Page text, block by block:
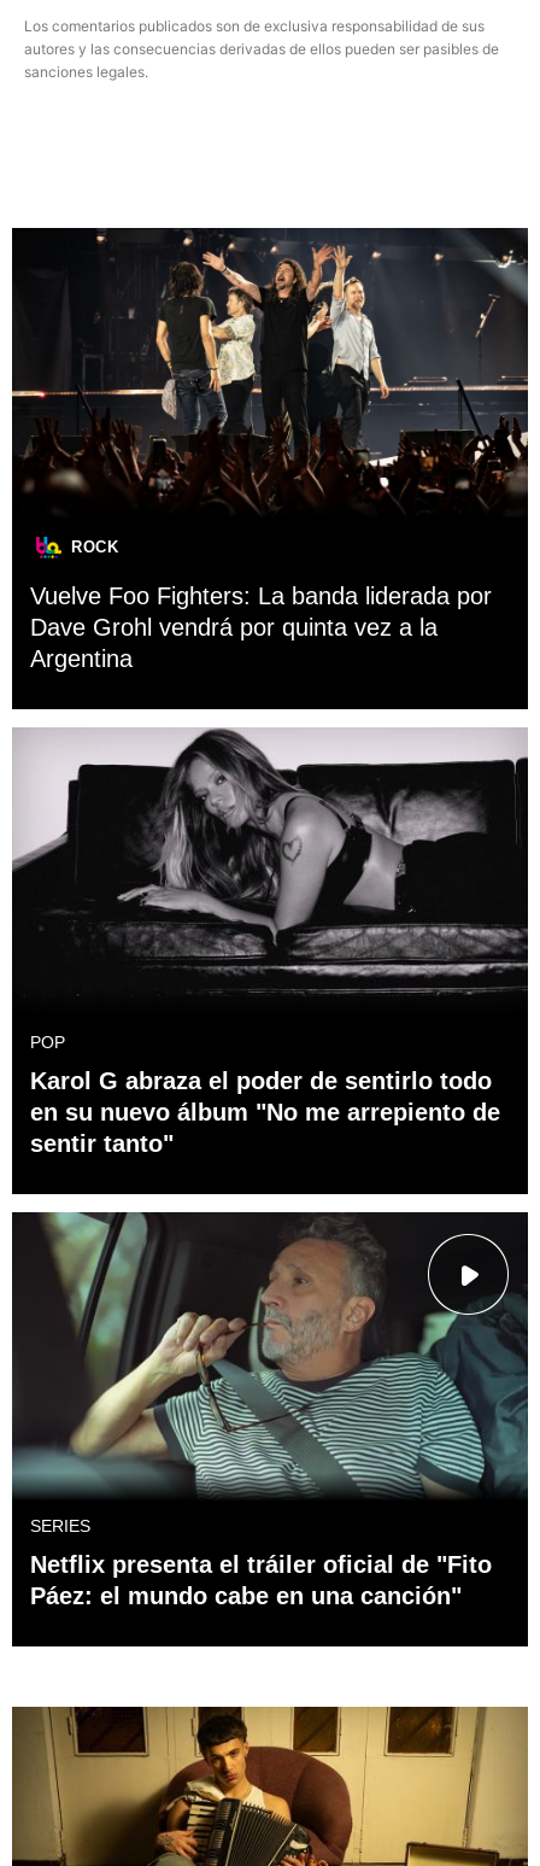
Los comentarios publicados son de exclusiva responsabilidad de sus
autores y las consecuencias derivadas de ellos pueden ser pasibles de
sanciones legales.
ROCK
Vuelve Foo Fighters: La banda liderada por
Dave Grohl vendrá por quinta vez a la
Argentina
POP
Karol G abraza el poder de sentirlo todo
en su nuevo álbum "No me arrepiento de
sentir tanto"
SERIES
Netflix presenta el tráiler oficial de "Fito
Páez: el mundo cabe en una canción"